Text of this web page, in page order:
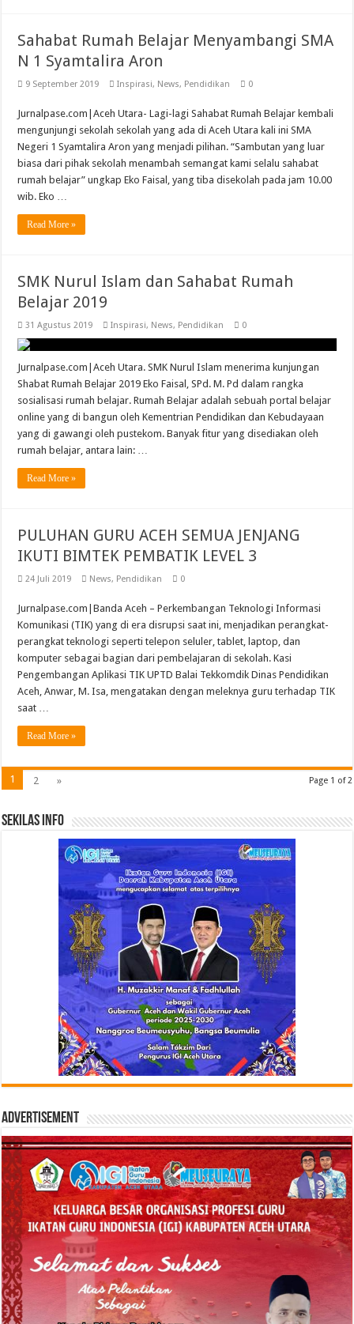
Sahabat Rumah Belajar Menyambangi SMA
N 1 Syamtalira Aron
9 September 2019 Inspirasi, News, Pendidikan 0
Jurnalpase.com|Aceh Utara- Lagi-lagi Sahabat Rumah Belajar kembali
mengunjungi sekolah sekolah yang ada di Aceh Utara kali ini SMA
Negeri 1 Syamtalira Aron yang menjadi pilihan. “Sambutan yang luar
biasa dari pihak sekolah menambah semangat kami selalu sahabat
rumah belajar” ungkap Eko Faisal, yang tiba disekolah pada jam 10.00
wib. Eko …
Read More »
SMK Nurul Islam dan Sahabat Rumah
Belajar 2019
31 Agustus 2019 Inspirasi, News, Pendidikan 0
Jurnalpase.com|Aceh Utara. SMK Nurul Islam menerima kunjungan
Shabat Rumah Belajar 2019 Eko Faisal, SPd. M. Pd dalam rangka
sosialisasi rumah belajar. Rumah Belajar adalah sebuah portal belajar
online yang di bangun oleh Kementrian Pendidikan dan Kebudayaan
yang di gawangi oleh pustekom. Banyak fitur yang disediakan oleh
rumah belajar, antara lain: …
Read More »
PULUHAN GURU ACEH SEMUA JENJANG
IKUTI BIMTEK PEMBATIK LEVEL 3
24 Juli 2019 News, Pendidikan 0
Jurnalpase.com|Banda Aceh – Perkembangan Teknologi Informasi
Komunikasi (TIK) yang di era disrupsi saat ini, menjadikan perangkat-
perangkat teknologi seperti telepon seluler, tablet, laptop, dan
komputer sebagai bagian dari pembelajaran di sekolah. Kasi
Pengembangan Aplikasi TIK UPTD Balai Tekkomdik Dinas Pendidikan
Aceh, Anwar, M. Isa, mengatakan dengan meleknya guru terhadap TIK
saat …
Read More »
Page 1 of 2
1 2 »
Sekilas Info
Advertisement